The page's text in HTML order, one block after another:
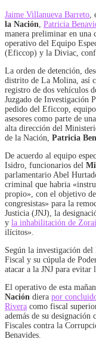
Jaime Villanueva Barreto
la Nación Patricia
manera preliminar en una
operativo del Equipo
(Eficcop) y la Diviac,
La orden de detención,
distrito de La Molina, así
registro de dos vehículos
Juzgado de Investigación
pedido del Eficcop,
asesores como parte de
alta dirección del
de la Nación, Patricia
De acuerdo al equipo
Isidro, funcionarios del
parlamentario Abel
criminal que habria
propio», con el objetivo
congresistas» para la
Justicia (JNJ), la
y la inhabilitación de
ilícitos».
Según la investigación
Fiscal y su cúpula de
atacar a la JNJ para evitar
El operativo de esta
Nación diera por
Rivera como fiscal
además de su
Fiscales contra la
Benavides.